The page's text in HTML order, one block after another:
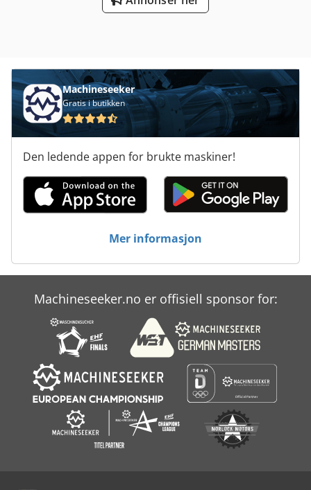
Machineseeker
Gratis i butikken
Den ledende appen for brukte maskiner!
Mer informasjon
Machineseeker.no er offisiell sponsor for: